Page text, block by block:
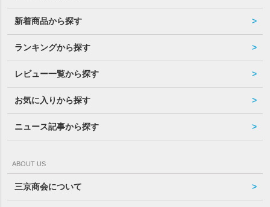
新着商品から探す
ランキングから探す
レビュー一覧から探す
お気に入りから探す
ニュース記事から探す
ABOUT US
三京商会について